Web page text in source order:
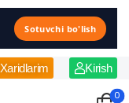
Sotuvchi bo'lish
Xaridlarim Kirish
0